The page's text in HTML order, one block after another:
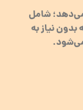
می‌دهد؛ شامل
نیاز به
می‌شود.